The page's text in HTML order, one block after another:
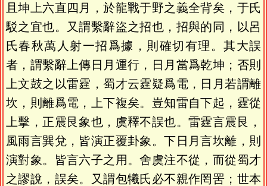
且坤上六直四月，於龍戰于野之義全背矣，于氏
駁之宜也。又謂繫辭盜之招也，招與的同，以呂
氏春秋萬人射一招爲據，則確切有理。其大誤
者，謂繫辭上傳日月運行，日月當爲乾坤；否則
上文鼓之以雷霆，蜀才云霆疑爲電，日月若謂離
坎，則離爲電，上下複矣。豈知雷自下起，霆從
上擊，正震艮象也，虞釋不誤也。雷霆言震艮，
風雨言巽兌，皆演正覆卦象。下日月言坎離，則
演對象。皆言六子之用。舍虞注不從，而從蜀才
之謬說，誤矣。又謂包犧氏必不親作罔罟；世本